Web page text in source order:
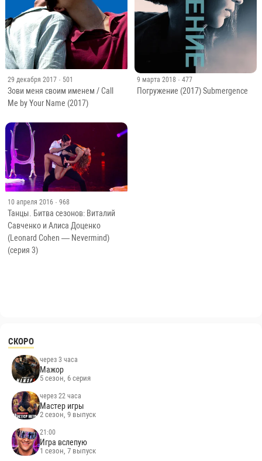
29 декабря 2017 · 501
Зови меня своим именем / Call
Me by Your Name (2017)
9 марта 2018 · 477
Погружение (2017) Submergence
10 апреля 2016 · 968
Танцы. Битва сезонов: Виталий
Савченко и Алиса Доценко
(Leonard Cohen — Nevermind)
(серия 3)
СКОРО
через 3 часа
Мажор
5 сезон, 6 серия
через 22 часа
Мастер игры
2 сезон, 9 выпуск
21:00
Игра вслепую
1 сезон, 7 выпуск